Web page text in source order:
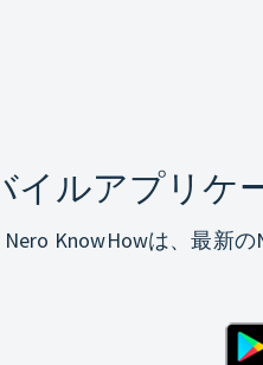
イルアプリケ
Nero KnowHowは、最新